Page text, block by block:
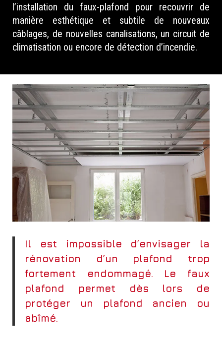
l’installation du faux-plafond pour recouvrir de
manière esthétique et subtile de nouveaux
câblages, de nouvelles canalisations, un circuit de
climatisation ou encore de détection d’incendie.
Il est impossible d’envisager la
rénovation d’un plafond trop
fortement endommagé. Le faux
plafond permet dès lors de
protéger un plafond ancien ou
abîmé.